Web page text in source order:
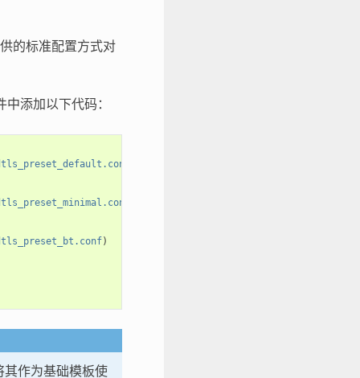
的标准配置方式对
中添加以下代码：
)
作为基础模板使